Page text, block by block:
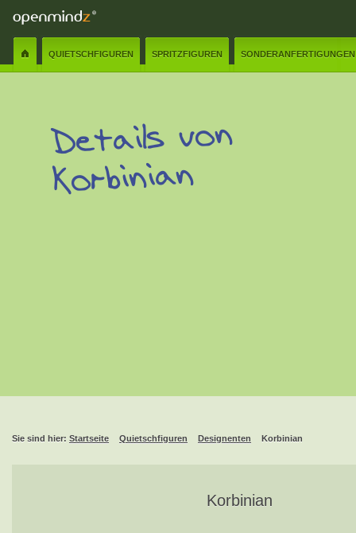
QUIETSCHFIGUREN SPRITZFIGUREN SONDERANFERTIGUNGEN
Details von
Korbinian
Schliessen
Sie sind hier: Startseite Quietschfiguren Designenten Korbinian
Korbinian